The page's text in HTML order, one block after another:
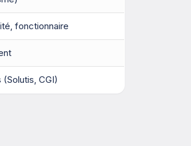
fonctionnaire
CGI)